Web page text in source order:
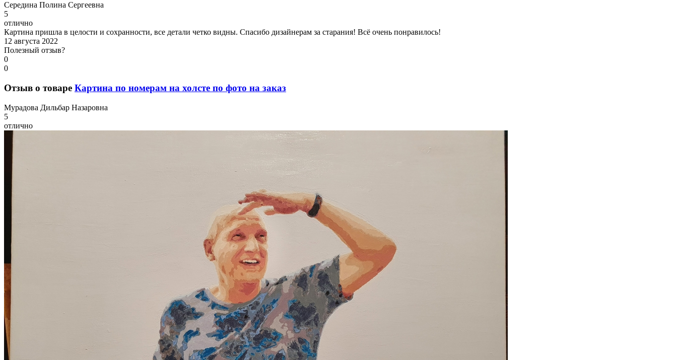
Середина Полина Сергеевна
5
отлично
Картина пришла в целости и сохранности, все детали четко видны. Спасибо дизайнерам за старания! Всё очень понравилось!
12 августа 2022
Полезный отзыв?
0
0
Отзыв о товаре Картина по номерам на холсте по фото на заказ
Мурадова Дильбар Назаровна
5
отлично